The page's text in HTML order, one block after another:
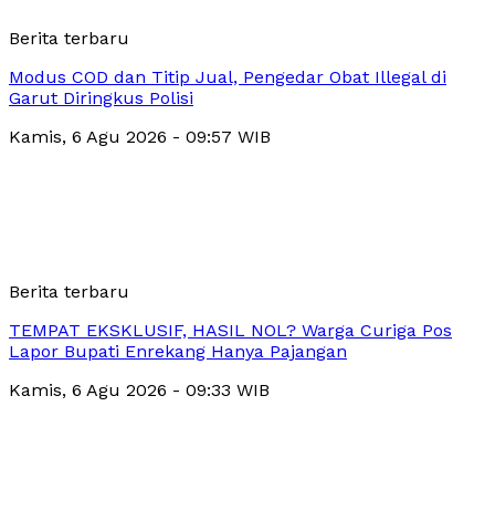
Berita terbaru
Modus COD dan Titip Jual, Pengedar Obat Illegal di
Garut Diringkus Polisi
Kamis, 6 Agu 2026 - 09:57 WIB
Berita terbaru
TEMPAT EKSKLUSIF, HASIL NOL? Warga Curiga Pos
Lapor Bupati Enrekang Hanya Pajangan
Kamis, 6 Agu 2026 - 09:33 WIB